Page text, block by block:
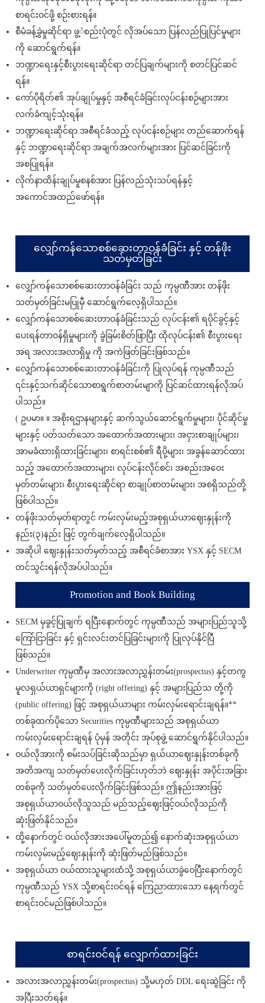
စာရင်းဝင်ဖို့ စဉ်းစားရန်။
စီမံခန့်ခွဲမှုဆိုင်ရာ ဖွ့ဲစည်းပုံတွင် လိုအပ်သော ပြန်လည်ပြုပြင်မှုများ
ကို ဆောင်ရွက်ရန်။
ဘဏ္ဍာရေးနှင့်စီးပွားရေးဆိုင်ရာ တင်ပြချက်များကို စတင်ပြင်ဆင်
ရန်။
ကော်ပိုရိတ်၏ အုပ်ချုပ်မှုနှင့် အစီရင်ခံခြင်းလုပ်ငန်းစဉ်များအား
လက်ခံကျင့်သုံးရန်။
ဘဏ္ဍာရေးဆိုင်ရာ အစီရင်ခံသည့် လုပ်ငန်းစဉ်များ တည်ဆောက်ရန်
နှင့် ဘဏ္ဍာရေးဆိုင်ရာ အချက်အလက်များအား ပြင်ဆင်ခြင်းကို
အစပြုရန်။
လိုက်နာထိန်းချုပ်မှုစနစ်အား ပြန်လည်သုံးသပ်ရန်နှင့်
အကောင်အထည်ဖော်ရန်။
လျှော်ကန်သောစစ်ဆေးတာဝန်ခံခြင်း နှင့် တန်ဖိုး
သတ်မှတ်ခြင်း
လျှော်ကန်သောစစ်ဆေးတာဝန်ခံခြင်း သည် ကုမ္ပဏီအား တန်ဖိုး
သတ်မှတ်ခြင်းမပြုမှီ ဆောင်ရွက်လေ့ရှိပါသည်။
လျှော်ကန်သောစစ်ဆေးတာဝန်ခံခြင်းသည် လုပ်ငန်း၏ ရပိုင်ခွင့်နှင့်
ပေးရန်တာဝန်ရှိမှုများကို ခွဲခြမ်းစိတ်ဖြာပြီး ထိုလုပ်ငန်း၏ စီးပွားရေး
အရ အလားအလာရှိမှု ကို အကဲဖြတ်ခြင်းဖြစ်သည်။
လျှော်ကန်သောစစ်ဆေးတာဝန်ခံခြင်းကို ပြုလုပ်ရန် ကုမ္ပဏီသည်
၎င်းနှင့်သက်ဆိုင်သောစာရွက်စာတမ်းမျာကို ပြင်ဆင်ထားရန်လိုအပ်
ပါသည်။
( ဥပမာ။ ။ အစိုးရဌာနများနှင့် ဆက်သွယ်ဆောင်ရွက်မှုများ၊ ပိုင်ဆိုင်မှု
များနှင့် ပတ်သတ်သော အထောက်အထားများ၊ အငှားစာချုပ်များ၊
အာမခံထားရှိထားခြင်းများ၊ စာရင်းစစ်၏ ရီပို့များ၊ အခွန်ဆောင်ထား
သည့် အထောက်အထားများ၊ လုပ်ငန်းလိုင်စင်၊ အစည်းအဝေး
မှတ်တမ်းများ၊ စီးပွားရေးဆိုင်ရာ စာချုပ်စာတမ်းများ၊ အစရှိသည်တို့
ဖြစ်ပါသည်။
တန်ဖိုးသတ်မှတ်ရာတွင် ကမ်းလှမ်းမည့်အစုရှယ်ယာဈေးနှုန်းကို
နည်း(၃)နည်း ဖြင့် တွက်ချက်လေ့ရှိပါသည်။
အဆိုပါ ဈေးနှုန်းသတ်မှတ်သည့် အစီရင်ခံစာအား YSX နှင့် SECM
တင်သွင်းရန်လိုအပ်ပါသည်။
Promotion and Book Building
SECM မှခွင့်ပြုချက် ရပြီးနောက်တွင် ကုမ္ပဏီသည် အများပြည်သူသို့
ကြော်ငြာခြင်း နှင့် ရှင်းလင်းတင်ပြခြင်းများကို ပြုလုပ်နိုင်ပြီ
ဖြစ်သည်။
Underwriter ကုမ္ပဏီမှ အလားအလာညွှန်းတမ်း(prospectus) နှင့်တကွ
မူလရှယ်ယာရှင်များကို (right offering) နှင့် အများပြည်သ တို့ကို
(public offering) ဖြင့် အစုရှယ်ယာများ ကမ်းလှမ်းရောင်းချရန်။**
တစ်ခုထက်ပိုသော Securities ကုမ္ပဏီများသည် အစုရှယ်ယာ
ကမ်းလှမ်းရောင်းချရန် ပုံမှန် အတိုင်း အုပ်စုဖွဲ့ ဆောင်ရွက်နိုင်ပါသည်။
ဝယ်လိုအားကို စမ်းသပ်ခြင်းဆိုသည်မှာ ရှယ်ယာဈေးနှုန်းတစ်ခုကို
အတိအကျ သတ်မှတ်ပေးလိုက်ခြင်းဟုတ်ဘဲ ဈေးနှုန်း အပိုင်းအခြား
တစ်ခုကို သတ်မှတ်ပေးလိုက်ခြင်းဖြစ်သည်။ ဤနည်းအားဖြင့်
အစုရှယ်ယာဝယ်လိုသူသည် မည်သည့်ဈေးဖြင့်ဝယ်လိုသည်ကို
ဆုံးဖြတ်နိုင်သည်။
ထို့နောက်တွင် ဝယ်လိုအားအပေါ်မူတည်၍ နောက်ဆုံးအစုရှယ်ယာ
ကမ်းလှမ်းမည့်ဈေးနှုန်းကို ဆုံးဖြတ်မည်ဖြစ်သည်။
အစုရှယ်ယာ ဝယ်ထားသူများထံသို့ အစုရှယ်ယာခွဲဝေပြီးနောက်တွင်
ကုမ္ပဏီသည် YSX သို့စာရင်းဝင်ရန် ကြေညာထားသော နေ့ရက်တွင်
စာရင်းဝင်မည်ဖြစ်ပါသည်။
စာရင်းဝင်ရန် လျှောက်ထားခြင်း
အလားအလာညွှန်းတမ်း(prospectus) သို့မဟုတ် DDL ရေးဆွဲခြင်း ကို
အပြီးသတ်ရန်။